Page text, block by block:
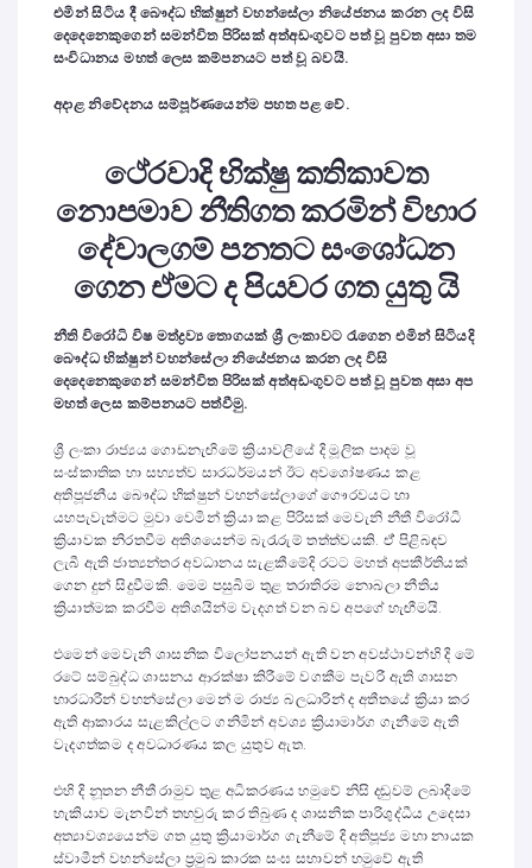
එමින් සිටිය දී බෞද්ධ භික්ෂුන් වහන්සේලා නියේජනය කරන ලද විසි
දෙදෙනෙකුගෙන් සමන්විත පිරිසක් අත්අඩංගුවට පත් වූ පුවත අසා තම
සංවිධානය මහත් ලෙස කම්පනයට පත් වූ බවයි.
අදාළ නිවේදනය සම්පූර්ණයෙන්ම පහත පළ වේ.
ථේරවාදි භික්ෂු කතිකාවත
නොපමාව නීතිගත කරමින් විහාර
දේවාලගම් පනතට සංශෝධන
ගෙන ඒමට ද පියවර ගත යුතු යි
නීති විරෝධි විෂ මත්ද්‍රව්‍ය තොගයක් ශ්‍රී ලංකාවට රැගෙන එමින් සිටියදි
බෞද්ධ භික්ෂුන් වහන්සේලා නියේජනය කරන ලද විසි
දෙදෙනෙකුගෙන් සමන්විත පිරිසක් අත්අඩංගුවට පත් වූ පුවත අසා අප
මහත් ලෙස කම්පනයට පත්වීමු.
ශ්‍රී ලංකා රාජ්‍යය ගොඩනැඟිමේ ක්‍රියාවලියේ දි මූලික පාදම වූ
සංස්කාතික හා සභ්‍යත්ව සාරධර්මයන් ඊට අවශෝෂණය කළ
අතිපූජනීය බෞද්ධ භික්ෂුන් වහන්සේලාගේ ගෞරවයට හා
යහපැවැත්මට මුවා වෙමින් ක්‍රියා කළ පිරිසක් මෙවැනි නීතී විරෝධි
ක්‍රියාවක නිරතවීම අතිශයෙන්ම බැරැරුම් තත්ත්වයකි. ඒ් පිළිබඳව
ලැබී ඇති ජාත්‍යන්තර අවධානය සැළකීමේදි රටට මහත් අපකීර්තියක්
ගෙන දුන් සිදුවීමකි. මෙම පසුබිම තුළ තරාතිරම නොබලා නීතිය
ක්‍රියාත්මක කරවීම අතිශයින්ම වැදගත් වන බව අපගේ හැඟීමයි.
එමෙන් මෙවැනි ශාසනික විලෝපනයන් ඇති වන අවස්ථාවන්හි දි මේ
රටේ සම්බුද්ධ ශාසනය ආරක්ෂා කිරීමේ වගකීම පැවරී ඇති ශාසන
භාරධාරීන් වහන්සේලා මෙන් ම රාජ්‍ය බලධාරින් ද අතීතයේ ක්‍රියා කර
ඇති ආකාරය සැළකිල්ලට ගනිමින් අවශ්‍ය ක්‍රියාමාර්ග ගැනීමේ ඇති
වැදගත්කම ද අවධාරණය කල යුතුව ඇත.
එහි දි නූතන නීතී රාමුව තුළ අධිකරණය හමුවේ නිසි දඬුවම් ලබාදිමේ
හැකියාව මැනවින් තහවුරු කර තිබුණ ද ශාසනික පාරිශුද්ධීය උදෙසා
අත්‍යාවශ්‍යයෙන්ම ගත යුතු ක්‍රියාමාර්ග ගැනීමේ දි අතිපූජ්‍ය මහා නායක
ස්වාමීන් වහන්සේලා ප්‍රමුඛ කාරක සංඝ සභාවන් හමුවේ ඇති